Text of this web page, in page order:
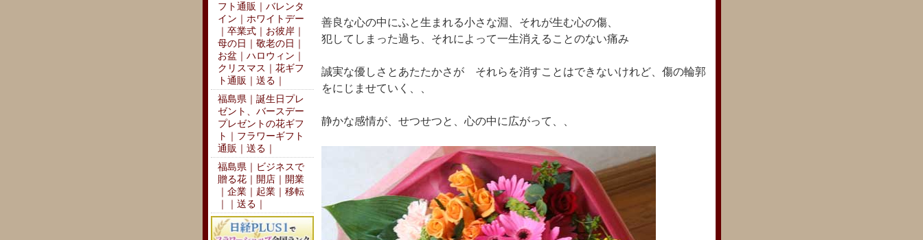
善良な心の中にふと生まれる小さな淵、それが生む心の傷、
犯してしまった過ち、それによって一生消えることのない痛み
誠実な優しさとあたたかさが それらを消すことはできないけれど、傷の輪郭
をにじませていく、、
静かな感情が、せつせつと、心の中に広がって、、
フト通販｜バレンタ
イン｜ホワイトデー
｜卒業式｜お彼岸｜
母の日｜敬老の日｜
お盆｜ハロウィン｜
クリスマス｜花ギフ
ト通販｜送る｜
福島県｜誕生日プレ
ゼント、バースデー
プレゼントの花ギフ
ト｜フラワーギフト
通販｜送る｜
福島県｜ビジネスで
贈る花｜開店｜開業
｜企業｜起業｜移転
｜｜送る｜